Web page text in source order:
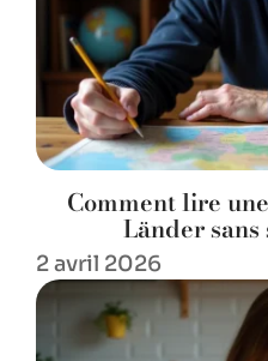
Comment lire
Länder
2 avril 2026